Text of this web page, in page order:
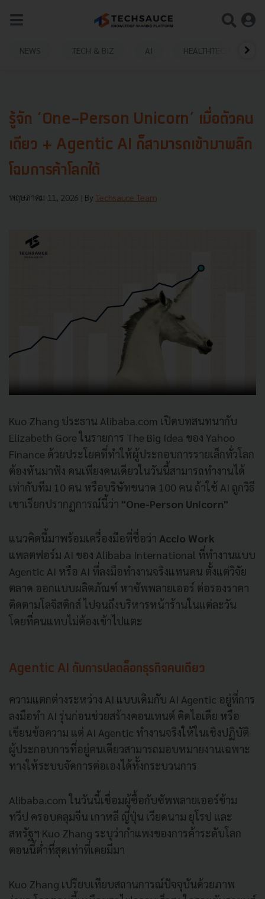
NEWS TECH & BIZ AI HEALTHTECH
รู้จัก ‘One-Person Unicorn’ เมื่อตัวคน
เดียว + Agentic AI ก็สามารถเข้ามาพลิก
โฉมการค้าโลกได้
พฤษภาคม 11, 2026 | By Techsauce Team
Kuo Zhang ประธาน Alibaba.com เปิดบทสนทนากับ
Elizabeth Gore ในรายการ The Big Idea ของ Yahoo
Finance ด้วยประโยคที่ทำให้ผู้ประกอบการรายเล็กทั่วโลก
ต้องหันมาฟัง คนเพียงคนเดียวในวันนี้สามารถทำงานได้
เท่ากับทีม 10 คน หรือบริษัทขนาด 100 คน ถ้าใช้ AI ถูกวิธี
เขาเรียกปรากฏการณ์นี้ว่า "One-Person Unicorn"
แนวคิดนี้มาพร้อมเครื่องมือที่ชื่อว่า Accio Work
แพลตฟอร์ม AI ของ Alibaba International ที่ทำงานแบบ
Agentic AI หรือ AI ที่ลงมือทำงานจริงแทนคน ตั้งแต่วิจัย
ตลาด ออกแบบผลิตภัณฑ์ หาซัพพลายเออร์ ต่อรองราคา
ติดตามโลจิสติกส์ ไปจนถึงบริหารหน้าร้านในแต่ละวัน
โดยที่คนแทบไม่ต้องเข้าไปแตะ
Agentic AI กับการปลดล็อกธุรกิจคนเดียว
ความแตกต่างระหว่าง AI แบบเดิมกับ AI Agentic อยู่ที่การ
ลงมือทำ AI รุ่นก่อนช่วยสร้างคอนเทนต์ คิดไอเดีย หรือ
เขียนข้อความ แต่ AI Agentic ทำงานจริงให้ในเชิงปฏิบัติ
ผู้ประกอบการที่อยู่คนเดียวสามารถมอบหมายงานเฉพาะ
ทางให้ระบบจัดการต่อเองได้ทั้งกระบวนการ
Alibaba.com ในวันนี้เชื่อมผู้ซื้อกับซัพพลายเออร์ข้าม
ทวีป ครอบคลุมจีน เกาหลี ญี่ปุ่น เวียดนาม ยุโรป และ
สหรัฐฯ Kuo Zhang ระบุว่ากำแพงของการค้าระดับโลก
ตอนนี้ต่ำที่สุดเท่าที่เคยมีมา
Kuo Zhang เปรียบเทียบสถานการณ์ปัจจุบันด้วยภาพ